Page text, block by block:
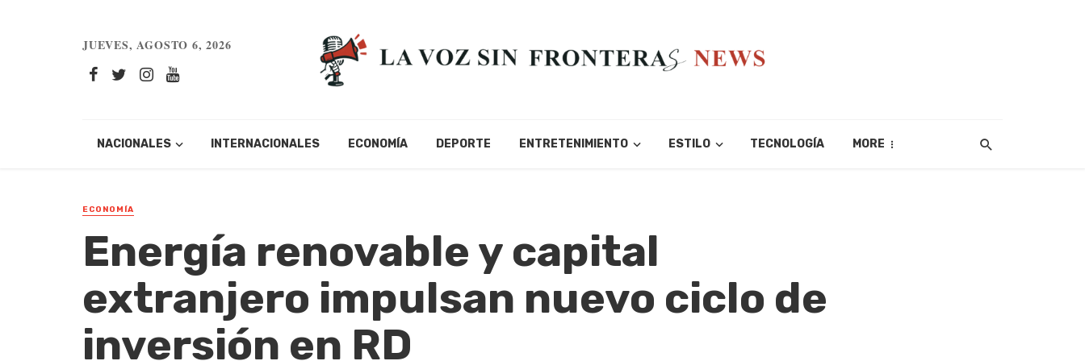
JUEVES, AGOSTO 6, 2026
NACIONALES INTERNACIONALES ECONOMÍA DEPORTE ENTRETENIMIENTO ESTILO TECNOLOGÍA MORE
ECONOMÍA
Energía renovable y capital
extranjero impulsan nuevo ciclo de
inversión en RD